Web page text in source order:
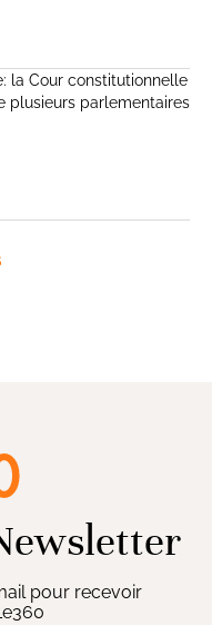
la Cour constitutionnelle
plusieurs parlementaires
pour recevoir